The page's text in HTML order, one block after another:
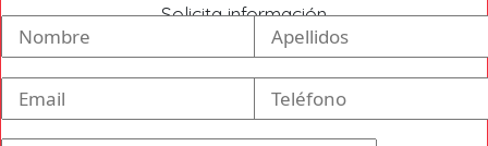
Solicita información